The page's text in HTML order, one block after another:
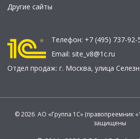
Другие сайты
Телефон: +7 (495) 737-92-
Email: site_v8@1c.ru
Отдел продаж: г. Москва, улица
© 2026 АО «Группа 1С» (правопреемник
защищены